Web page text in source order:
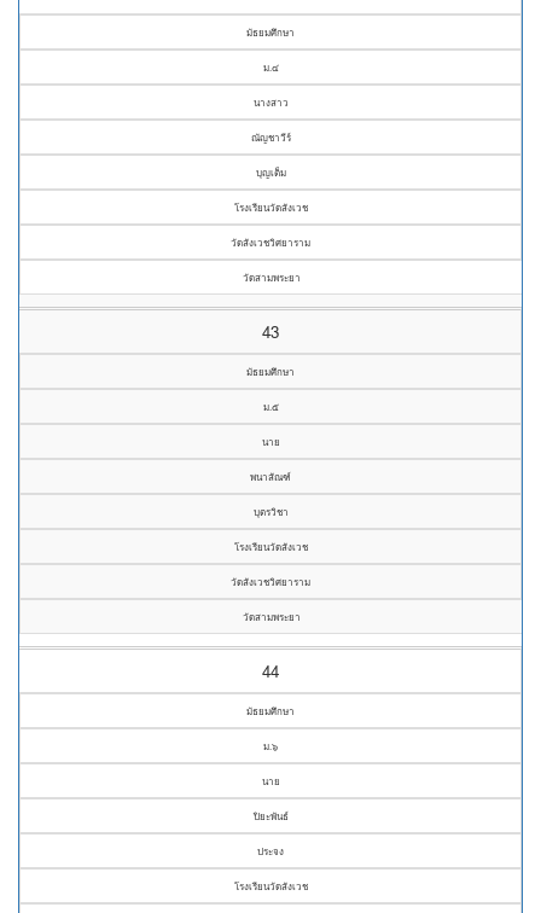
มัธยมศึกษา
ม.๔
นางสาว
ณัญชาวีร์
บุญเต็ม
โรงเรียนวัดสังเวช
วัดสังเวชวิศยาราม
วัดสามพระยา
43
มัธยมศึกษา
ม.๕
นาย
พนาสัณฑ์
บุตรวิชา
โรงเรียนวัดสังเวช
วัดสังเวชวิศยาราม
วัดสามพระยา
44
มัธยมศึกษา
ม.๖
นาย
ปิยะพันธ์
ประจง
โรงเรียนวัดสังเวช